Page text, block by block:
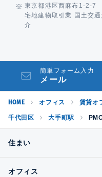
東京都港区西麻布1-2-7
宅地建物取引業 国土交
介
簡単フォーム入力
メール
HOME オフィス 賃貸オ
千代田区 大手町駅
住まい
オフィス